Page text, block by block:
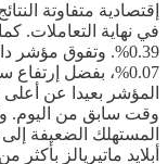
في نهاية التعاملات.
0.39%. وتفوق
المؤشر بعيدا عن
وقت سابق من اليوم.
المستهلك الضعيفة